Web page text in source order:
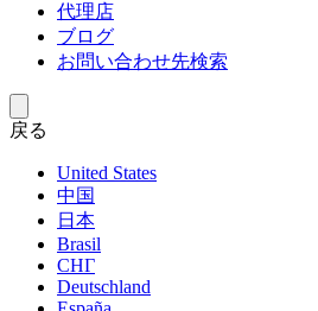
代理店
ブログ
お問い合わせ先検索
戻る
United States
中国
日本
Brasil
СНГ
Deutschland